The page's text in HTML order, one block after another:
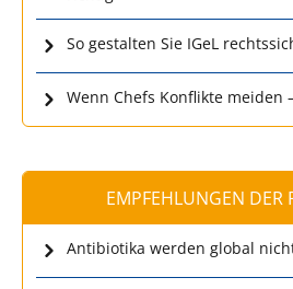
So gestalten Sie IGeL
Wenn Chefs Konflikte meiden
EMPFEHLUNGEN DER
Antibiotika werden global